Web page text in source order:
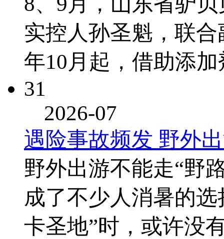
实控人孙圣魁，联
年10月起，借助添
31
2026-07
遇险事故频发 野外
野外出游不能走“
成了不少人消暑的
卡圣地”时，或许没